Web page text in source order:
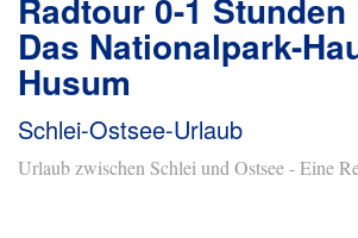
Radtour 0-1 Stunden
Das Nationalpark-
Husum
Schlei-Ostsee-Urlaub
Urlaub zwischen Schlei und Ostsee - Eine